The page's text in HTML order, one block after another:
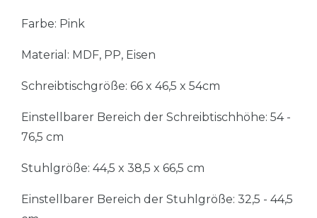
Farbe: Pink
Material: MDF, PP, Eisen
Schreibtischgröße: 66 x 46,5 x 54cm
Einstellbarer Bereich der Schreibtischhöhe: 54 -
76,5 cm
Stuhlgröße: 44,5 x 38,5 x 66,5 cm
Einstellbarer Bereich der Stuhlgröße: 32,5 - 44,5